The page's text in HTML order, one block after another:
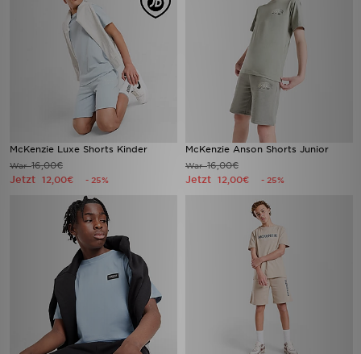
McKenzie Luxe Shorts Kinder
War16,00€
Jetzt 12,00€ - 25%
McKenzie Anson Shorts Junior
War16,00€
Jetzt 12,00€ - 25%